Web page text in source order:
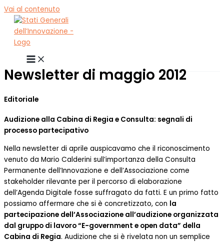
Vai al contenuto
Newsletter di maggio 2012
Editoriale
Audizione alla Cabina di Regia e Consulta: segnali di
processo partecipativo
Nella newsletter di aprile auspicavamo che il riconoscimento
venuto da Mario Calderini sull’importanza della Consulta
Permanente dell’Innovazione e dell’Associazione come
stakeholder rilevante per il percorso di elaborazione
dell’Agenda Digitale fosse suffragato da fatti. E un primo fatto
possiamo affermare che si è concretizzato, con la
partecipazione dell’Associazione all’audizione organizzata
dal gruppo di lavoro “E-government e open data” della
Cabina di Regia. Audizione che si è rivelata non un semplice